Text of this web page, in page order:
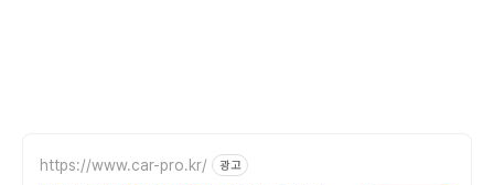
https://www.car-pro.kr/ 광고